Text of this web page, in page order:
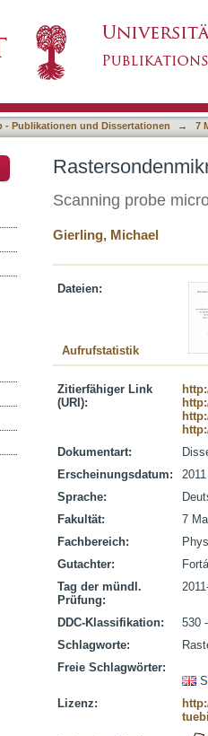
- Publikationen und Dissertationen → 7
Scanning probe
Gierling, Michael
Dateien:
Aufrufstatistik
Zitierfähiger Link
(URI):
Dokumentart:
Erscheinungsdatum:
2011
Sprache:
Fakultät:
7
Fachbereich:
Gutachter:
Tag der mündl.
Prüfung:
DDC-Klassifikation:
530
Schlagworte:
Freie Schlagwörter:
Lizenz: